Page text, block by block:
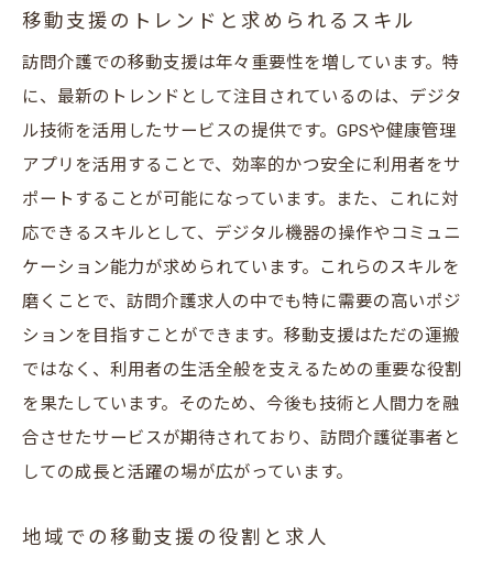
移動支援のトレンドと求められるスキル
訪問介護での移動支援は年々重要性を増しています。特
に、最新のトレンドとして注目されているのは、デジタ
ル技術を活用したサービスの提供です。GPSや健康管理
アプリを活用することで、効率的かつ安全に利用者をサ
ポートすることが可能になっています。また、これに対
応できるスキルとして、デジタル機器の操作やコミュニ
ケーション能力が求められています。これらのスキルを
磨くことで、訪問介護求人の中でも特に需要の高いポジ
ションを目指すことができます。移動支援はただの運搬
ではなく、利用者の生活全般を支えるための重要な役割
を果たしています。そのため、今後も技術と人間力を融
合させたサービスが期待されており、訪問介護従事者と
しての成長と活躍の場が広がっています。
地域での移動支援の役割と求人